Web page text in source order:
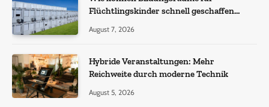
Flüchtlingskinder schnell geschaffen
August 7, 2026
Hybride Veranstaltungen: Mehr
Reichweite durch moderne Technik
August 5, 2026